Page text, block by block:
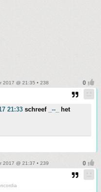
2017 @ 21:35 • 238
21:33 schreef _--_
het
2017 @ 21:37 • 239